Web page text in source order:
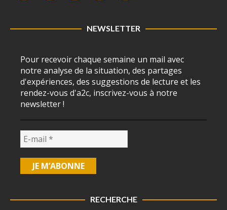
NEWSLETTER
Pour recevoir chaque semaine un mail avec
notre analyse de la situation, des partages
d'expériences, des suggestions de lecture et les
rendez-vous d'a2c, inscrivez-vous à notre
newsletter !
RECHERCHE